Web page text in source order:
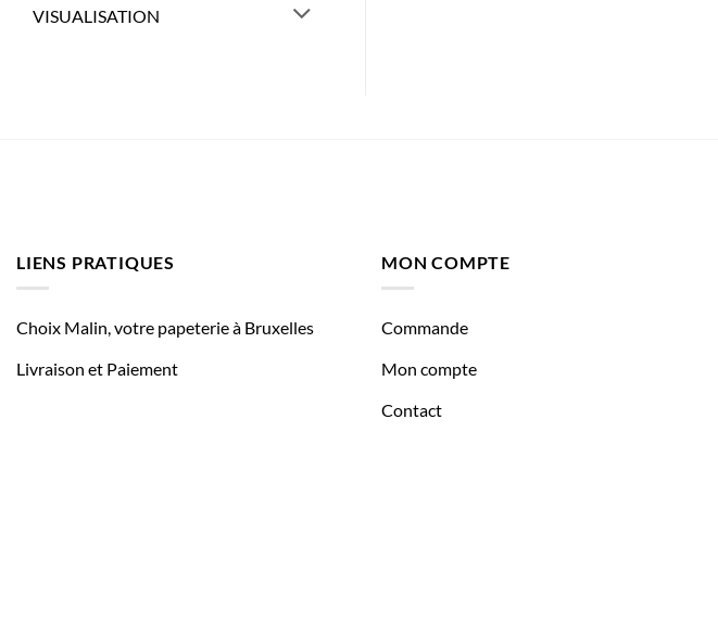
VISUALISATION
LIENS PRATIQUES
Choix Malin, votre papeterie à Bruxelles
Livraison et Paiement
MON COMPTE
Commande
Mon compte
Contact